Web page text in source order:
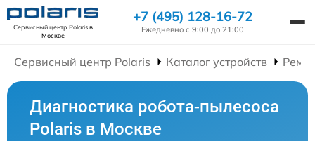
Сервисный центр Polarisв
Москве
+7 (495) 128-16-72
Ежедневно с 9:00 до 21:00
Сервисный центр Polaris Каталог устройств
Диагностика робота-пылесоса
Polaris в Москве